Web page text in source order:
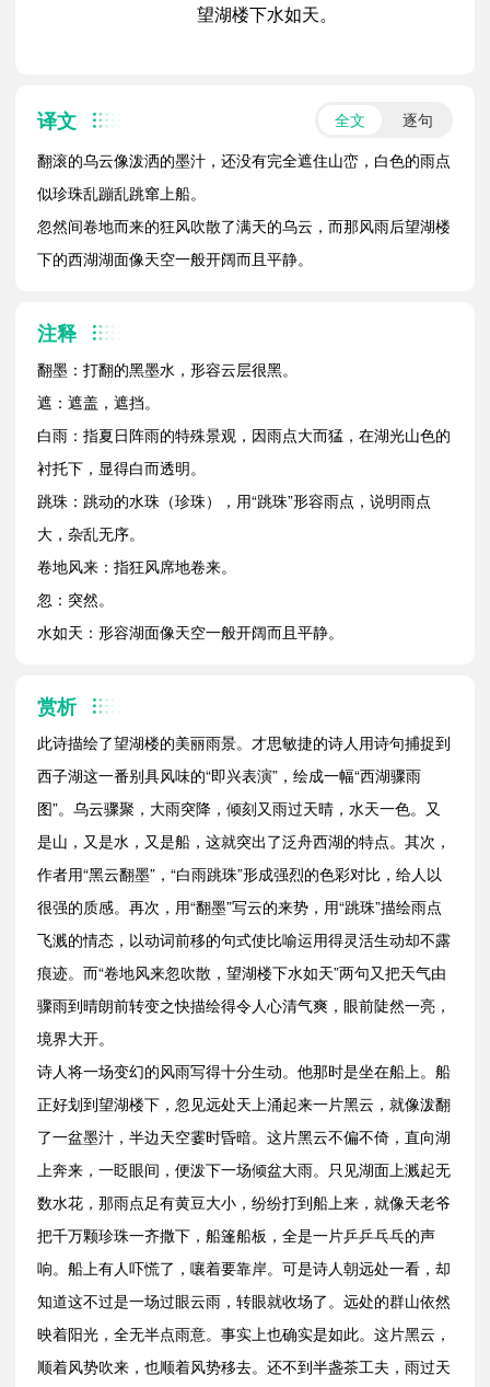
望湖楼下水如天。
译文 全文
逐句
翻滚的乌云像泼洒的墨汁，还没有完全遮住山峦，白色的雨点
似珍珠乱蹦乱跳窜上船。
忽然间卷地而来的狂风吹散了满天的乌云，而那风雨后望湖楼
下的西湖湖面像天空一般开阔而且平静。
注释
翻墨：打翻的黑墨水，形容云层很黑。
遮：遮盖，遮挡。
白雨：指夏日阵雨的特殊景观，因雨点大而猛，在湖光山色的
衬托下，显得白而透明。
跳珠：跳动的水珠（珍珠），用“跳珠”形容雨点，说明雨点
大，杂乱无序。
卷地风来：指狂风席地卷来。
忽：突然。
水如天：形容湖面像天空一般开阔而且平静。
赏析
此诗描绘了望湖楼的美丽雨景。才思敏捷的诗人用诗句捕捉到
西子湖这一番别具风味的“即兴表演”，绘成一幅“西湖骤雨
图”。乌云骤聚，大雨突降，倾刻又雨过天晴，水天一色。又
是山，又是水，又是船，这就突出了泛舟西湖的特点。其次，
作者用“黑云翻墨”，“白雨跳珠”形成强烈的色彩对比，给人以
很强的质感。再次，用“翻墨”写云的来势，用“跳珠”描绘雨点
飞溅的情态，以动词前移的句式使比喻运用得灵活生动却不露
痕迹。而“卷地风来忽吹散，望湖楼下水如天”两句又把天气由
骤雨到晴朗前转变之快描绘得令人心清气爽，眼前陡然一亮，
境界大开。
诗人将一场变幻的风雨写得十分生动。他那时是坐在船上。船
正好划到望湖楼下，忽见远处天上涌起来一片黑云，就像泼翻
了一盆墨汁，半边天空霎时昏暗。这片黑云不偏不倚，直向湖
上奔来，一眨眼间，便泼下一场倾盆大雨。只见湖面上溅起无
数水花，那雨点足有黄豆大小，纷纷打到船上来，就像天老爷
把千万颗珍珠一齐撒下，船篷船板，全是一片乒乒乓乓的声
响。船上有人吓慌了，嚷着要靠岸。可是诗人朝远处一看，却
知道这不过是一场过眼云雨，转眼就收场了。远处的群山依然
映着阳光，全无半点雨意。事实上也确实是如此。这片黑云，
顺着风势吹来，也顺着风势移去。还不到半盏茶工夫，雨过天